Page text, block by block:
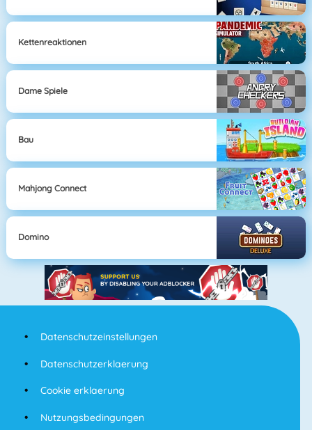
Kettenreaktionen
Dame Spiele
Bau
Mahjong Connect
Domino
Datenschutzeinstellungen
Datenschutzerklaerung
Cookie erklaerung
Nutzungsbedingungen